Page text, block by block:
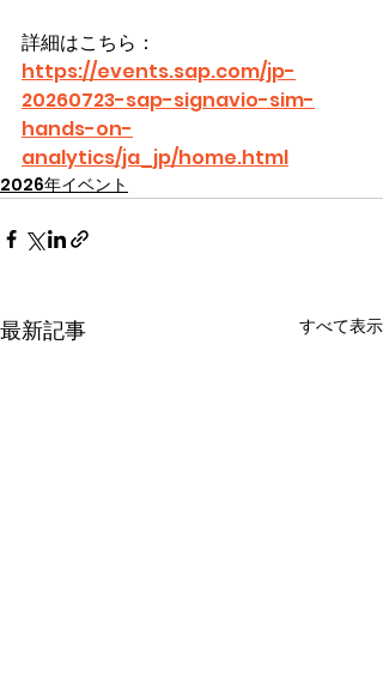
詳細はこちら：
https://events.sap.com/jp-
20260723-sap-signavio-sim-
hands-on-
analytics/ja_jp/home.html
2026年イベント
最新記事 すべて表示